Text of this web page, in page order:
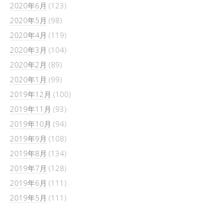
2020年6月 (123)
2020年5月 (98)
2020年4月 (119)
2020年3月 (104)
2020年2月 (89)
2020年1月 (99)
2019年12月 (100)
2019年11月 (93)
2019年10月 (94)
2019年9月 (108)
2019年8月 (134)
2019年7月 (128)
2019年6月 (111)
2019年5月 (111)